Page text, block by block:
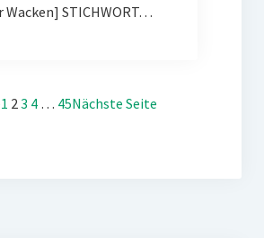
Wacken] STICHWORT…
1 23 4 … 45Nächste Seite